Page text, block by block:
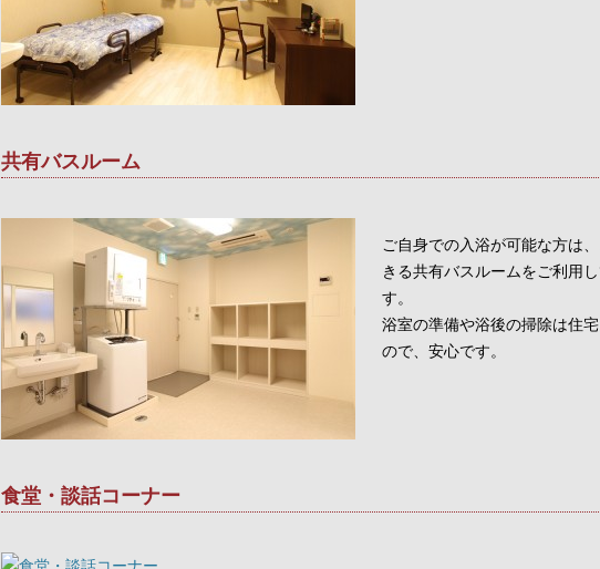
共有バスルーム
ご自身での入浴が可能な方は
きる共有バスルームをご利用
す。
浴室の準備や浴後の掃除は住
ので、安心です。
食堂・談話コーナー